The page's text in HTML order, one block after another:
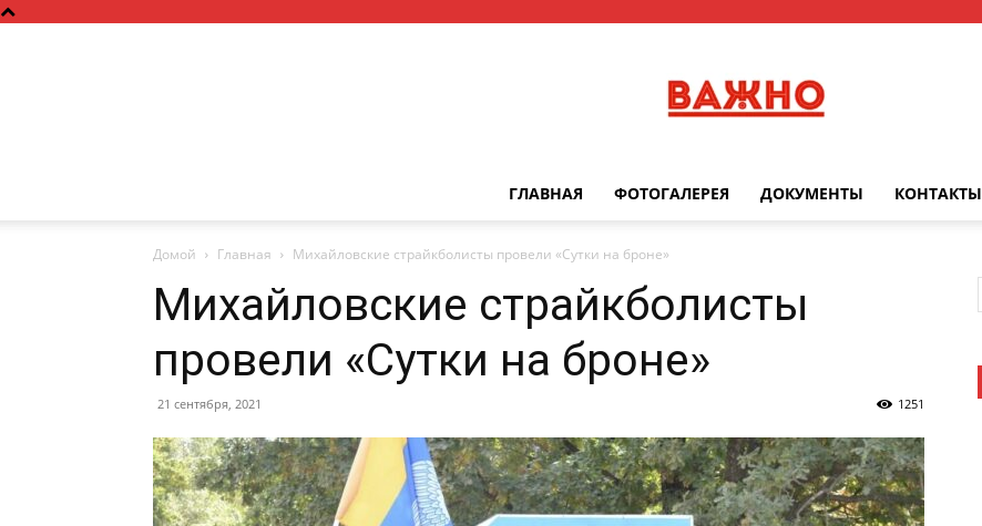
Важно
ГЛАВНАЯ ФОТОГАЛЕРЕЯ ДОКУМЕНТЫ КОНТАКТЫ
Домой Главная Михайловские страйкболисты провели «Сутки на броне»
Михайловские страйкболисты
провели «Сутки на броне»
21 сентября, 2021 1251